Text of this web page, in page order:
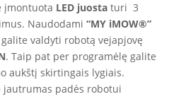
įmontuota LED juosta turi 3
Naudodami “MY iMOW®”
valdyti robotą vejapjovę
. Taip pat per programėlę galite
aukštį skirtingais lygiais.
jautrumas padės robotui